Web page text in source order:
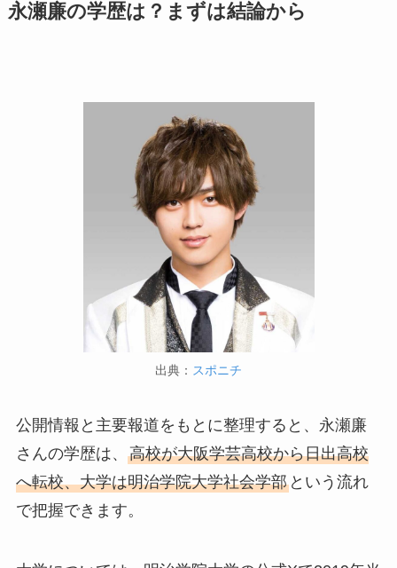
永瀬廉の学歴は？まずは結論から
出典： スポニチ
公開情報と主要報道をもとに整理すると、永瀬廉
さんの学歴は、 高校が大阪学芸高校から日出高校
へ転校、大学は明治学院大学社会学部という流れ
で把握できます。